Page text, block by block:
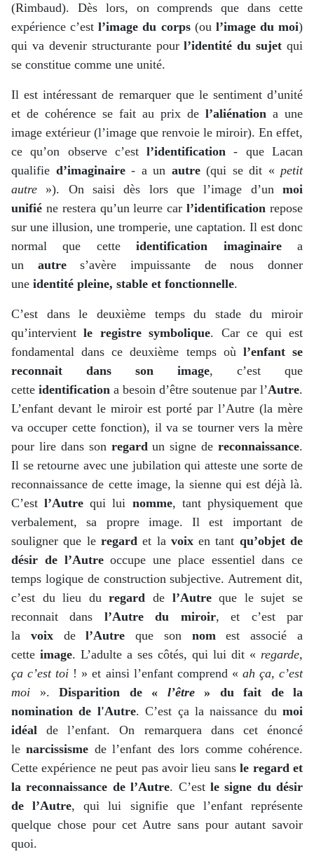
(Rimbaud). Dès lors, on comprends que dans cette
expérience c’estl’image du corps(ou l’image du moi)
qui va devenir structurante pourl’identité du sujet qui
se constitue comme une unité.
Il est intéressant de remarquer que le sentiment d’unité
et de cohérence se fait au prix de l’aliénation a une
image extérieur (l’image que renvoie le miroir). En effet,
ce qu’on observe c’estl’identification - que Lacan
qualifie d’imaginaire- a un autre(qui se dit « petit
autre »). On saisi dès lors que l’image d’un moi
unifié ne restera qu’un leurre carl’identification repose
sur une illusion, une tromperie, une captation. Il est donc
normal que cetteidentification imaginairea
un autres’avère impuissante de nous donner
une identité pleine, stable et fonctionnelle.
C’est dans le deuxième temps du stade du miroir
qu’intervientle registre symbolique. Car ce qui est
fondamental dans ce deuxième temps où l’enfant se
reconnait dans son image, c’est que
cette identification a besoin d’être soutenue par l’Autre.
L’enfant devant le miroir est porté par l’Autre (la mère
va occuper cette fonction), il va se tourner vers la mère
pour lire dans son regardun signe de reconnaissance.
Il se retourne avec une jubilation qui atteste une sorte de
reconnaissance de cette image, la sienne qui est déjà là.
C’estl’Autre qui lui nomme, tant physiquement que
verbalement, sa propre image. Il est important de
souligner que le regardet la voixen tant qu’objet de
désir de l’Autreoccupe une place essentiel dans ce
temps logique de construction subjective. Autrement dit,
c’est du lieu duregard de l’Autreque le sujet se
reconnait dans l’Autre du miroir, et c’est par
la voixdel’Autre que son nomest associé a
cette image. L’adulte a ses côtés, qui lui dit « regarde,
ça c’est toi ! » et ainsi l’enfant comprend « ah ça, c’est
moi ». Disparition de « l’être» du fait de la
nomination de l'Autre. C’est ça la naissance du moi
idéal de l’enfant. On remarquera dans cet énoncé
lenarcissisme de l’enfant des lors comme cohérence.
Cette expérience ne peut pas avoir lieu sansle regard et
la reconnaissance de l’Autre. C’est le signe du désir
de l’Autre, qui lui signifie que l’enfant représente
quelque chose pour cet Autre sans pour autant savoir
quoi.